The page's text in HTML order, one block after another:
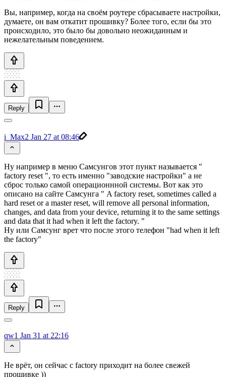
Вы, например, когда на своём роутере сбрасываете настройки,
думаете, он вам откатит прошивку? Более того, если бы это
происходило, это было бы довольно неожиданным и
нежелательным поведением.
Reply
i_Max2 Jan 27 at 08:46
Ну например в меню Самсунгов этот пункт называется "
factory reset ", то есть именно "заводские настройки" а не
сброс только самой операционнной системы. Вот как это
описано на сайте Самсунга " A factory reset, sometimes called a
hard reset or a master reset, will remove all personal information,
changes, and data from your device, returning it to the same settings
and data that it had when it left the factory. "
Ну или Самсунг врет что после этого телефон "had when it left
the factory"
Reply
qw1 Jan 31 at 22:16
Не врёт, он сейчас с factory приходит на более свежей
прошивке ))